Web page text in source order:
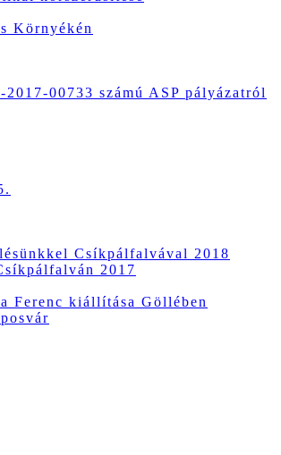
Környékén
00733 számú ASP pályázatról
Csíkpálfalvával 2018
2017
Ferenc kiállítása Göllében